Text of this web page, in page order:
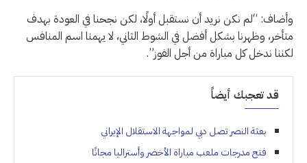
وأضاف: “لم نكن نريد أن نستقبل أولًا، لكن نجحنا في العودة بهدف
متأخر، وظهرنا بشكل أفضل في الشوط الثاني، لا يهمنا اسم المنافس
لكننا ندخل كل مباراة من أجل الفوز”.
قد تعجبك أيضاً
بعثة النصر تصل دبي لمواجهة الاستقلال الإيراني
فتح مدرجات ملعب مباراة الأخضر وأستراليا مجانًا